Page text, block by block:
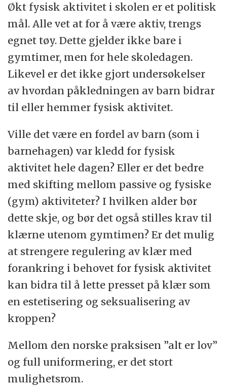
Økt fysisk aktivitet i skolen er et politisk
mål. Alle vet at for å være aktiv, trengs
egnet tøy. Dette gjelder ikke bare i
gymtimer, men for hele skoledagen.
Likevel er det ikke gjort undersøkelser
av hvordan påkledningen av barn bidrar
til eller hemmer fysisk aktivitet.
Ville det være en fordel av barn (som i
barnehagen) var kledd for fysisk
aktivitet hele dagen? Eller er det bedre
med skifting mellom passive og fysiske
(gym) aktiviteter? I hvilken alder bør
dette skje, og bør det også stilles krav til
klærne utenom gymtimen? Er det mulig
at strengere regulering av klær med
forankring i behovet for fysisk aktivitet
kan bidra til å lette presset på klær som
en estetisering og seksualisering av
kroppen?
Mellom den norske praksisen ”alt er lov”
og full uniformering, er det stort
mulighetsrom.